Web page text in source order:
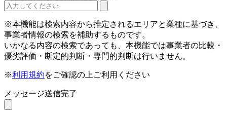
※本機能は検索内容から推定されるエリアと業種に基づき、
事業者情報の検索を補助するものです。
いかなる内容の検索であっても、本機能では事業者の比較・
優劣評価・断定的判断・専門的判断は行いません。
※利用規約をご確認の上ご利用ください
メッセージ送信完了